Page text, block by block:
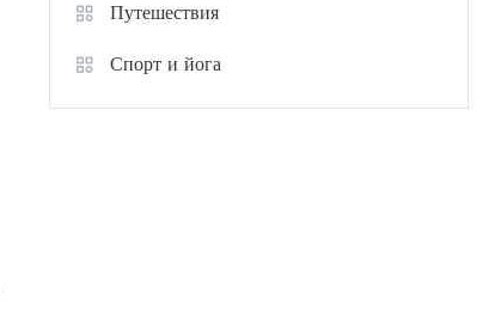
Путешествия
Спорт и йога